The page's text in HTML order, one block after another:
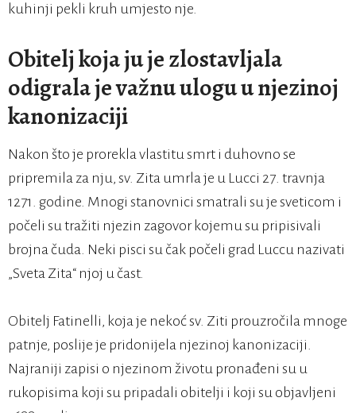
kuhinji pekli kruh umjesto nje.
Obitelj koja ju je zlostavljala
odigrala je važnu ulogu u njezinoj
kanonizaciji
Nakon što je prorekla vlastitu smrt i duhovno se
pripremila za nju, sv. Zita umrla je u Lucci 27. travnja
1271. godine. Mnogi stanovnici smatrali su je sveticom i
počeli su tražiti njezin zagovor kojemu su pripisivali
brojna čuda. Neki pisci su čak počeli grad Luccu nazivati
„Sveta Zita“ njoj u čast.
Obitelj Fatinelli, koja je nekoć sv. Ziti prouzročila mnoge
patnje, poslije je pridonijela njezinoj kanonizaciji.
Najraniji zapisi o njezinom životu pronađeni su u
rukopisima koji su pripadali obitelji i koji su objavljeni